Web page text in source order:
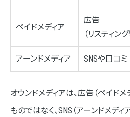
ペイドメディア
広告
（リスティング
アーンドメディア SNSや口コミ
オウンドメディアは、広告（ペイド
ものではなく、SNS（アーンドメデ